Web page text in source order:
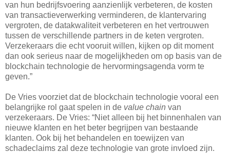
van hun bedrijfsvoering aanzienlijk verbeteren, de kosten
van transactieverwerking verminderen, de klantervaring
vergroten, de datakwaliteit verbeteren en het vertrouwen
tussen de verschillende partners in de keten vergroten.
Verzekeraars die echt vooruit willen, kijken op dit moment
dan ook serieus naar de mogelijkheden om op basis van de
blockchain technologie de hervormingsagenda vorm te
geven.”
De Vries voorziet dat de blockchain technologie vooral een
belangrijke rol gaat spelen in de value chain van
verzekeraars. De Vries: “Niet alleen bij het binnenhalen van
nieuwe klanten en het beter begrijpen van bestaande
klanten. Ook bij het behandelen en toewijzen van
schadeclaims zal deze technologie van grote invloed zijn.